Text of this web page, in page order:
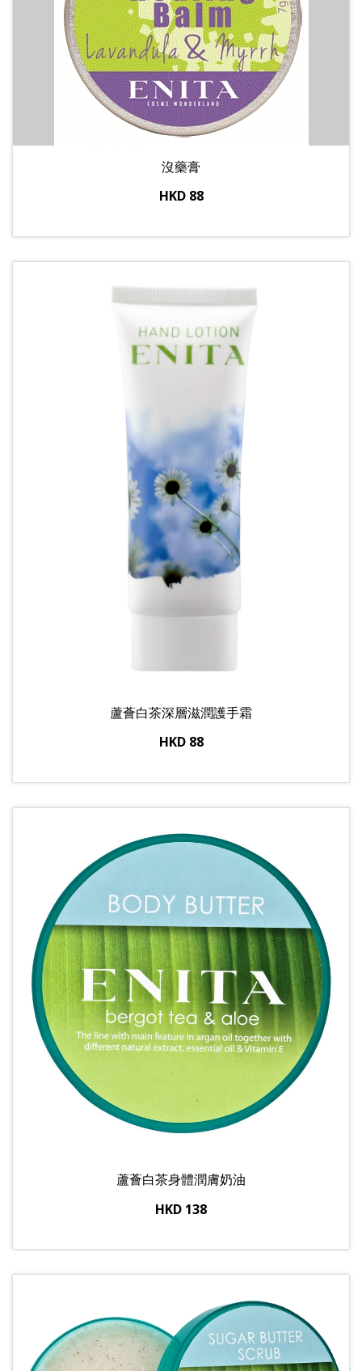
沒藥膏
HKD 88
蘆薈白茶深層滋潤護手霜
HKD 88
蘆薈白茶身體潤膚奶油
HKD 138